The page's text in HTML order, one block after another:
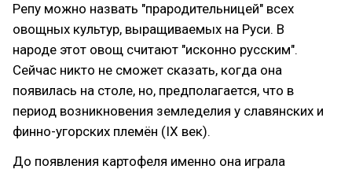
Репу можно назвать "прародительницей" всех
овощных культур, выращиваемых на Руси. В
народе этот овощ считают "исконно русским".
Сейчас никто не сможет сказать, когда она
появилась на столе, но, предполагается, что в
период возникновения земледелия у славянских и
финно-угорских племён (IX век).
До появления картофеля именно она играла